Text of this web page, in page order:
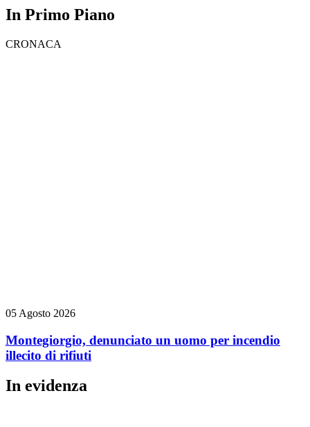
In Primo Piano
CRONACA
05 Agosto 2026
Montegiorgio, denunciato un uomo per incendio
illecito di rifiuti
In evidenza